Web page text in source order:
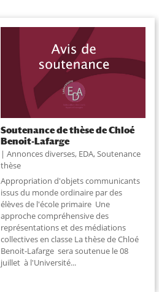
Soutenance de thèse de Chloé
Benoit-Lafarge
Annonces diverses, EDA,Soutenance
thèse
Appropriation d'objets communicants
issus du monde ordinaire par des
élèves de l'école primaire Une
approche compréhensive des
représentations et des médiations
collectives en classe La thèse de Chloé
Benoit-Lafarge sera soutenue le 08
juillet à l'Université...